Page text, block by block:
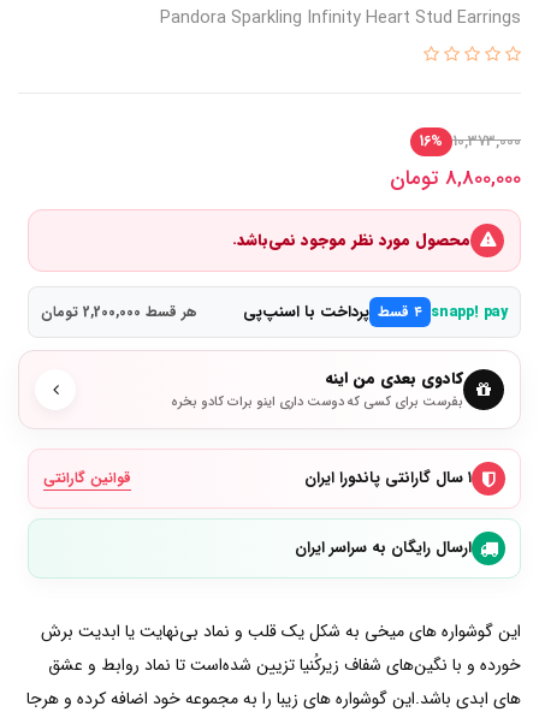
Pandora Sparkling Infinity Heart Stud Earrings
10,373,000
16%
8,800,000 تومان
محصول مورد نظر موجود نمی‌باشد.
snapp! pay ۴ قسط پرداخت با اسنپ‌پی هر قسط 2,200,000 تومان
کادوی بعدی من اینه
بفرست برای کسی که دوست داری اینو برات کادو بخره
۱ سال گارانتی پاندورا ایران قوانین گارانتی
ارسال رایگان به سراسر ایران
این گوشواره های میخی به شکل یک قلب و نماد بی‌نهایت یا ابدیت برش
خورده و با نگین‌های شفاف زیرکُنیا تزیین شده‌است تا نماد روابط و عشق
های ابدی باشد.این گوشواره های زیبا را به مجموعه خود اضافه کرده و هرجا